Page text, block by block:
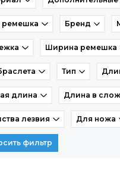
ремешка Бренд
Ширина ремешка
Тип
длина Длина в
лезвия Для ножа
фильтр